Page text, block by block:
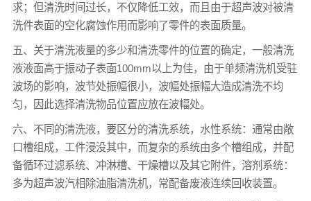
求；但清洗时间过长，不仅降低工效，而且由于超声波对被清
洗件表面的空化腐蚀作用而影响了零件的表面质量。
五、关于清洗液量的多少和清洗零件的位置的确定，一般清洗
液液面高于振动子表面100mm以上为佳，由于单频清洗机受驻
波场的影响，波节处振幅很小，波幅处振幅大造成清洗不均
匀，因此选择清洗物品位置应放在波幅处。
六、不同的清洗液，要区分的清洗系统，水性系统：通常由敞
口槽组成，工件浸没其中，而复杂的系统由多个槽组成，并配
备循环过滤系统、冲淋槽、干燥槽以及其它附件，溶剂系统：
多为超声波汽相除油脂清洗机，常配备废液连续回收装置。